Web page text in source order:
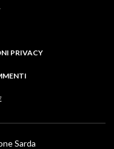
PRIVACY
Sarda